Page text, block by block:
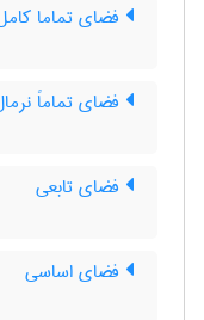
فضای تماما
فضای تماماً
فضای تابعی
فضای اساسی